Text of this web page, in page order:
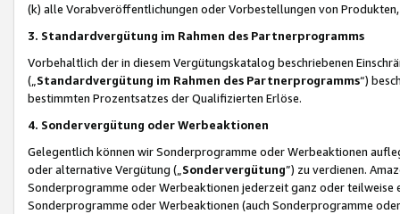
(k) alle Vorabveröffentlichungen oder Vorbestellungen von
3. Standardvergütung im Rahmen des Partnerprogramms
Vorbehaltlich der in diesem Vergütungskatalog beschriebenen
(„ Standardvergütung im Rahmen des Partnerprogramms“)
bestimmten Prozentsatzes der Qualifizierten Erlöse.
4. Sondervergütung oder Werbeaktionen
Gelegentlich können wir Sonderprogramme oder Werbeaktionen
oder alternative Vergütung („ Sondervergütung”) zu verdienen.
Sonderprogramme oder Werbeaktionen jederzeit ganz oder
Sonderprogramme oder Werbeaktionen (auch Sonderprogramme